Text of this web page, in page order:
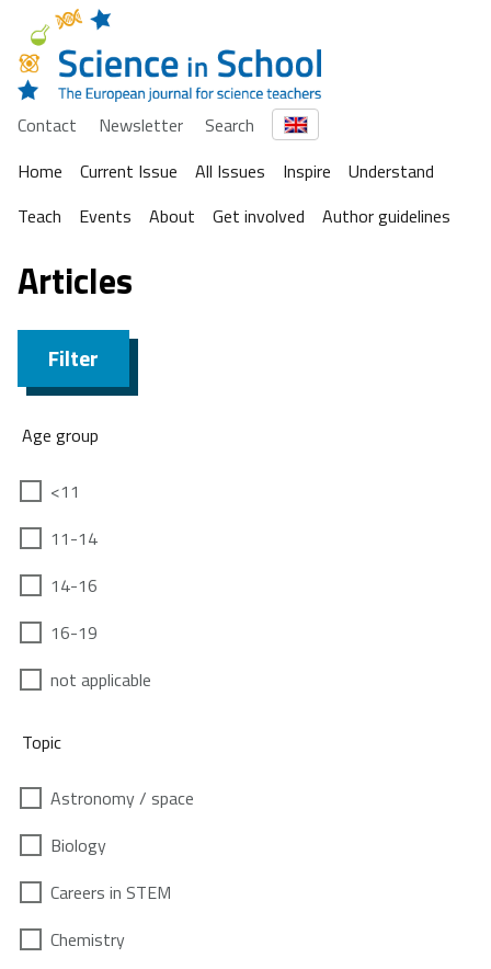
Contact Newsletter
Search
Home
Current Issue All Issues Inspire
Understand
Teach
Events About Get involved Author guidelines
Articles
Filter
Age group
<11
11-14
14-16
16-19
not applicable
Topic
Astronomy / space
Biology
Careers in STEM
Chemistry